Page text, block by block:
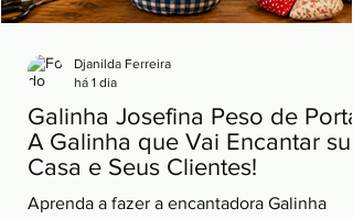
Galinha Josefina Peso de Porta:
A Galinha que Vai Encantar sua
Casa e Seus Clientes!
Aprenda a fazer a encantadora Galinha
Djanilda Ferreira
há 1 dia